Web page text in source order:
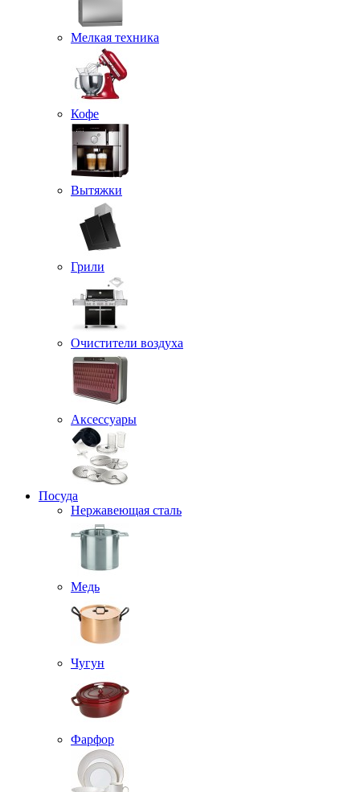
Мелкая техника
Кофе
Вытяжки
Грили
Очистители воздуха
Аксессуары
Посуда
Нержавеющая сталь
Медь
Чугун
Фарфор